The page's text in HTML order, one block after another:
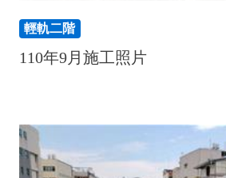
輕軌二階
110年9月施工照片